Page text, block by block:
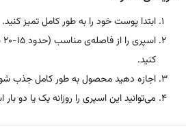
ابتدا پوست خود را به طور کامل تمیز کنید.
کنید.
اجازه دهید محصول به طور کامل جذب
می‌توانید این اسپری را روزانه یک یا دو بار